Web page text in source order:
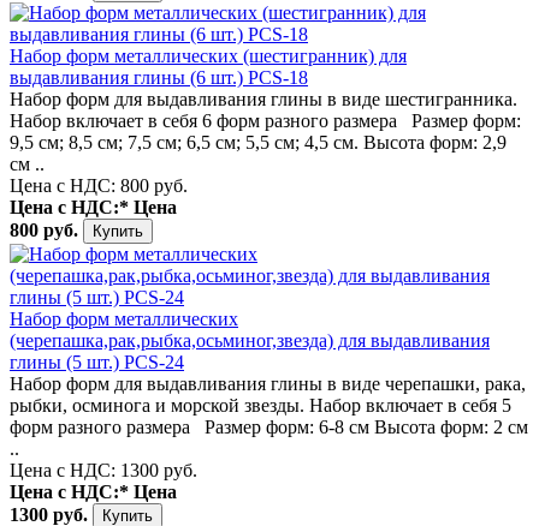
Набор форм металлических (шестигранник) для
выдавливания глины (6 шт.) PCS-18
Набор форм для выдавливания глины в виде шестигранника.
Набор включает в себя 6 форм разного размера Размер форм:
9,5 см; 8,5 см; 7,5 см; 6,5 см; 5,5 см; 4,5 см. Высота форм: 2,9
см ..
Цена с НДС: 800 руб.
Цена с НДС:* Цена
800 руб.
Набор форм металлических
(черепашка,рак,рыбка,осьминог,звезда) для выдавливания
глины (5 шт.) PCS-24
Набор форм для выдавливания глины в виде черепашки, рака,
рыбки, осминога и морской звезды. Набор включает в себя 5
форм разного размера Размер форм: 6-8 см Высота форм: 2 см
..
Цена с НДС: 1300 руб.
Цена с НДС:* Цена
1300 руб.